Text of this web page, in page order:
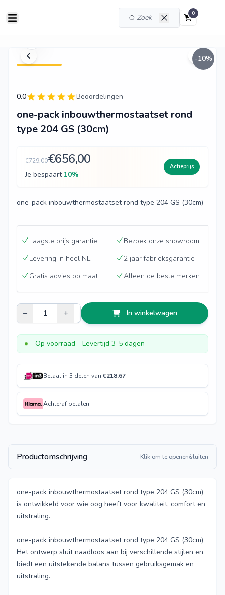
0
-10%
0.0 Beoordelingen
one-pack inbouwthermostaatset rond
type 204 GS (30cm)
€729,00€656,00
Je bespaart 10%
Actieprijs
one-pack inbouwthermostaatset rond type 204 GS (30cm)
Laagste prijs garantie
Bezoek onze showroom
Levering in heel NL
2 jaar fabrieksgarantie
Gratis advies op maat
Alleen de beste merken
– + In winkelwagen
Op voorraad - Levertijd 3-5 dagen
Betaal in 3 delen van €218,67
Achteraf betalen
Productomschrijving Klik om te openen/sluiten
one-pack inbouwthermostaatset rond type 204 GS (30cm)
is ontwikkeld voor wie oog heeft voor kwaliteit, comfort en
uitstraling.
one-pack inbouwthermostaatset rond type 204 GS (30cm)
Het ontwerp sluit naadloos aan bij verschillende stijlen en
biedt een uitstekende balans tussen gebruiksgemak en
uitstraling.